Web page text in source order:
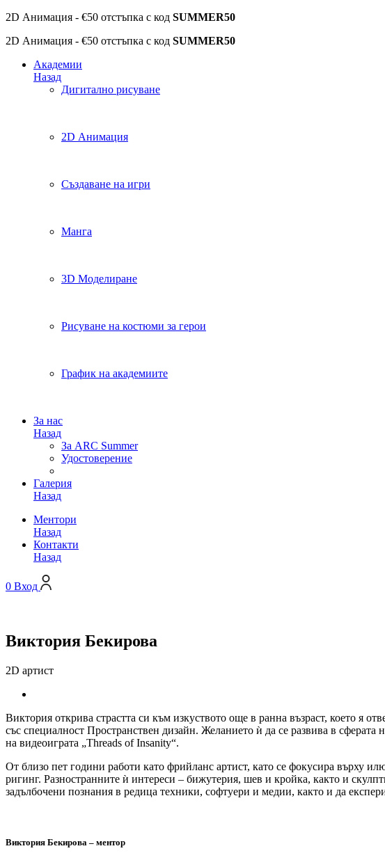
2D Анимация - €50 отстъпка с код SUMMER50
2D Анимация - €50 отстъпка с код SUMMER50
Академии
Назад
Дигитално рисуване
2D Анимация
Създаване на игри
Манга
3D Моделиране
Рисуване на костюми за герои
График на академиите
За нас
Назад
За ARC Summer
Удостоверение
Галерия
Назад
Ментори
Назад
Контакти
Назад
0 Вход
Виктория Бекирова
2D артист
Виктория открива страстта си към изкуството още в ранна възраст, което я
със специалност Пространствен дизайн. Желанието ѝ да се развива в
на видеоиграта „Threads of Insanity“.
От близо пет години работи като фрийланс артист, като се фокусира върху
ригинг. Разностранните ѝ интереси – бижутерия, шев и кройка, както и
задълбочени познания в редица техники, софтуери и медии, както и да
Виктория Бекирова – ментор